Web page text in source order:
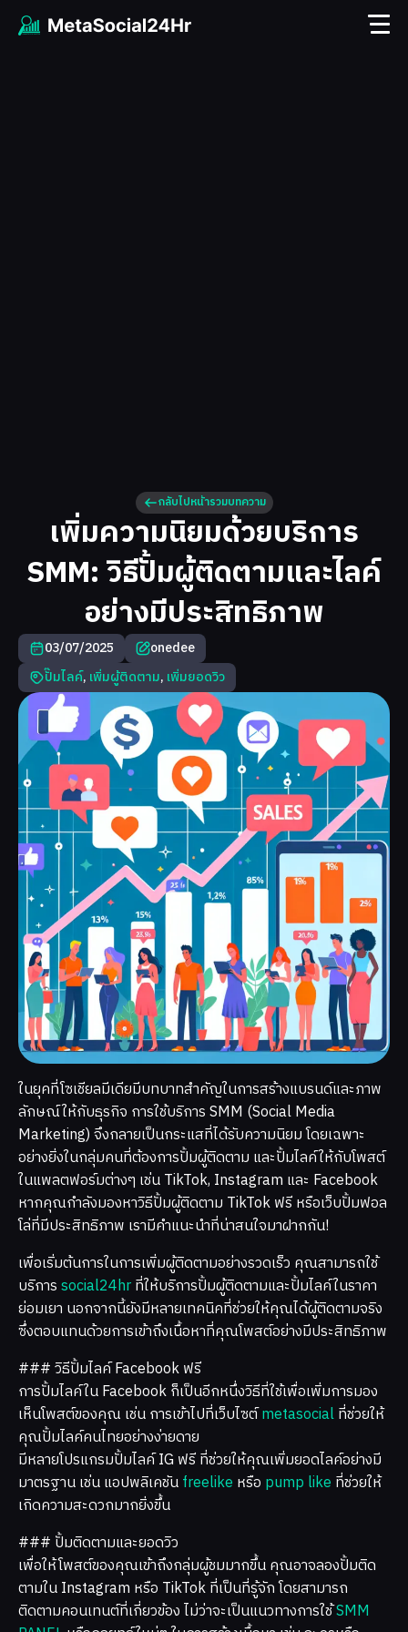
กลับไปหน้ารวมบทความ
เพิ่มความนิยมด้วยบริการ
SMM: วิธีปั้มผู้ติดตามและไลค์
อย่างมีประสิทธิภาพ
03/07/2025
onedee
ปั๊มไลค์, เพิ่มผู้ติดตาม, เพิ่มยอดวิว
ในยุคที่โซเชียลมีเดียมีบทบาทสำคัญในการสร้างแบรนด์และภาพ
ลักษณ์ให้กับธุรกิจ การใช้บริการ SMM (Social Media
Marketing) จึงกลายเป็นกระแสที่ได้รับความนิยม โดยเฉพาะ
อย่างยิ่งในกลุ่มคนที่ต้องการปั้มผู้ติดตาม และปั้มไลค์ให้กับโพสต์
ในแพลตฟอร์มต่างๆ เช่น TikTok, Instagram และ Facebook
หากคุณกำลังมองหาวิธีปั้มผู้ติดตาม TikTok ฟรี หรือเว็บปั้มฟอล
โล่ที่มีประสิทธิภาพ เรามีคำแนะนำที่น่าสนใจมาฝากกัน!
เพื่อเริ่มต้นการในการเพิ่มผู้ติดตามอย่างรวดเร็ว คุณสามารถใช้
บริการsocial24hrที่ให้บริการปั้มผู้ติดตามและปั้มไลค์ในราคา
ย่อมเยา นอกจากนี้ยังมีหลายเทคนิคที่ช่วยให้คุณได้ผู้ติดตามจริง
ซึ่งตอบแทนด้วยการเข้าถึงเนื้อหาที่คุณโพสต์อย่างมีประสิทธิภาพ
### วิธีปั้มไลค์ Facebook ฟรี
การปั้มไลค์ใน Facebook ก็เป็นอีกหนึ่งวิธีที่ใช้เพื่อเพิ่มการมอง
เห็นโพสต์ของคุณ เช่น การเข้าไปที่เว็บไซต์metasocialที่ช่วยให้
คุณปั้มไลค์คนไทยอย่างง่ายดาย
มีหลายโปรแกรมปั้มไลค์ IG ฟรี ที่ช่วยให้คุณเพิ่มยอดไลค์อย่างมี
มาตรฐาน เช่น แอปพลิเคชันfreelike หรือ pump like ที่ช่วยให้
เกิดความสะดวกมากยิ่งขึ้น
### ปั้มติดตามและยอดวิว
เพื่อให้โพสต์ของคุณเข้าถึงกลุ่มผู้ชมมากขึ้น คุณอาจลองปั้มติด
ตามใน Instagram หรือ TikTok ที่เป็นที่รู้จัก โดยสามารถ
ติดตามคอนเทนต์ที่เกี่ยวข้อง ไม่ว่าจะเป็นแนวทางการใช้SMM